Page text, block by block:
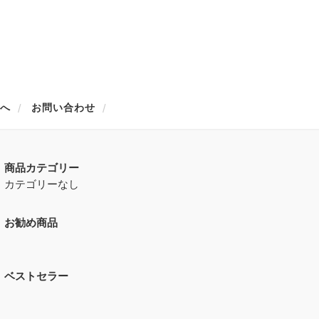
お問い合わせ
商品カテゴリー
カテゴリーなし
お勧め商品
ベストセラー